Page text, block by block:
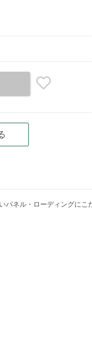
パネル・ローディングにこ